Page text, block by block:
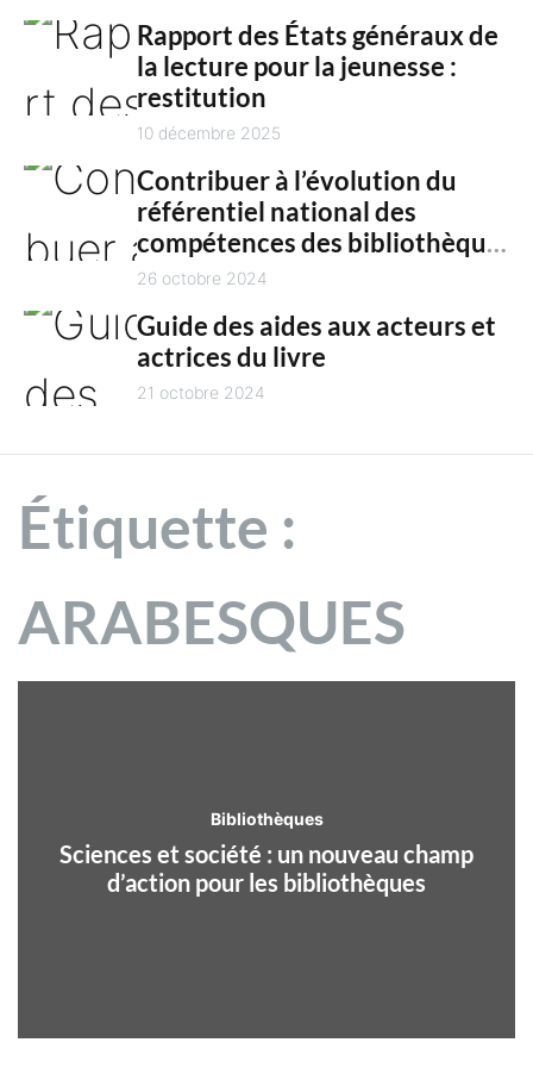
Rapport des États généraux de
la lecture pour la jeunesse :
restitution
10 décembre 2025
Contribuer à l’évolution du
référentiel national des
compétences des bibliothèques
territoriales
26 octobre 2024
Guide des aides aux acteurs et
actrices du livre
21 octobre 2024
Étiquette :
ARABESQUES
Bibliothèques
Sciences et société : un nouveau champ
d’action pour les bibliothèques